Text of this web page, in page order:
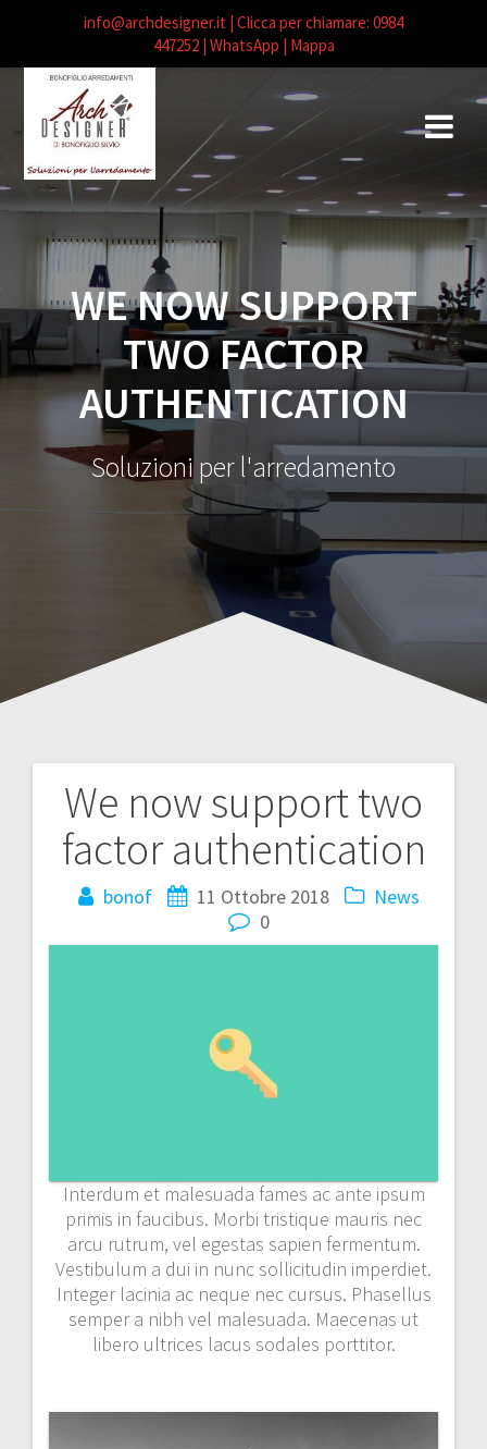
contenuto
WE NOW SUPPORT
TWO FACTOR
AUTHENTICATION
Soluzioni per l'arredamento
We now support two
factor authentication
bonof 11 Ottobre 2018
News
0
Interdum et malesuada fames ac ante ipsum
primis in faucibus. Morbi tristique mauris nec
arcu rutrum, vel egestas sapien fermentum.
Vestibulum a dui in nunc sollicitudin imperdiet.
Integer lacinia ac neque nec cursus. Phasellus
semper a nibh vel malesuada. Maecenas ut
libero ultrices lacus sodales porttitor.
Navigazione
articoli
info@archdesigner.it | Clicca per chiamare: 0984
447252| WhatsApp | Mappa